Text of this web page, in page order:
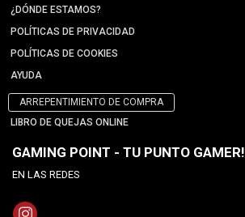
¿DÓNDE ESTAMOS?
POLÍTICAS DE PRIVACIDAD
POLÍTICAS DE COOKIES
AYUDA
ARREPENTIMIENTO DE COMPRA
LIBRO DE QUEJAS ONLINE
GAMING POINT - TU PUNTO GAMER!
EN LAS REDES